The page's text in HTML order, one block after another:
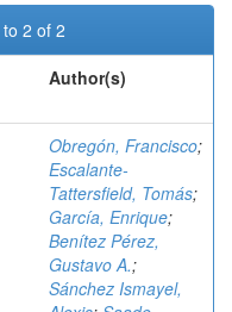
2 of 2
Author(s)
Obregón, Francisco;
Escalante-
Tattersfield, Tomás;
García, Enrique;
Benítez Pérez,
Gustavo A.;
Sánchez Ismayel,